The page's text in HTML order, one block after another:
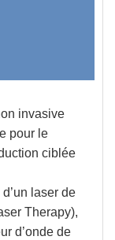
invasive
pour le
ciblée
laser de
Therapy),
d’onde de